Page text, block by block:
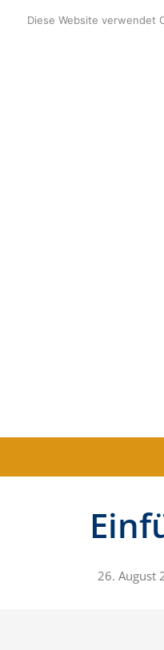
Inhalt
26. August
Diese Website verwendet